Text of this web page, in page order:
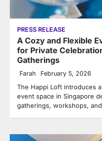
PRESS RELEASE
A Cozy and Flexible
for Private
Gatherings
Farah February 5, 2026
The Happi Loft introduces
event space in Singapore
gatherings, workshops,